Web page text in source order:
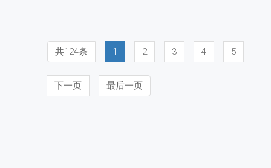
共124条 1 2 3 4 5
下一页 最后一页